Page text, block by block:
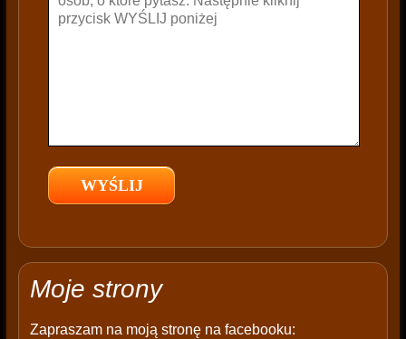
e
e
p
y
Moje strony
Zapraszam na moją stronę na facebooku: